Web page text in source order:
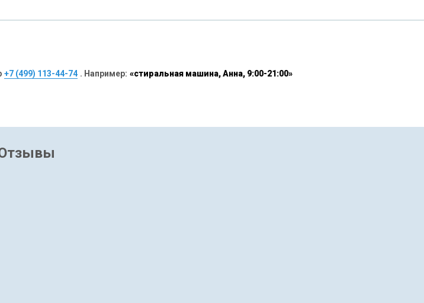
+7 (499) 113-44-74 . Например: «стиральная машина, Анна, 9:00-21:00»